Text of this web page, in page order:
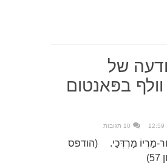
של
וולף בפּאנטום
10 תגובות
מַרְיוֹ מָרְדְּכַי. (הודפס
ב"הליקון", גליון 57)